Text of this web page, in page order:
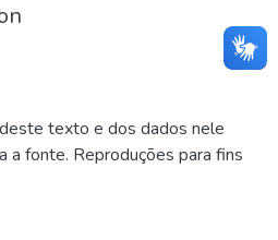
texto e dos dados nele
a fonte. Reproduções para fins